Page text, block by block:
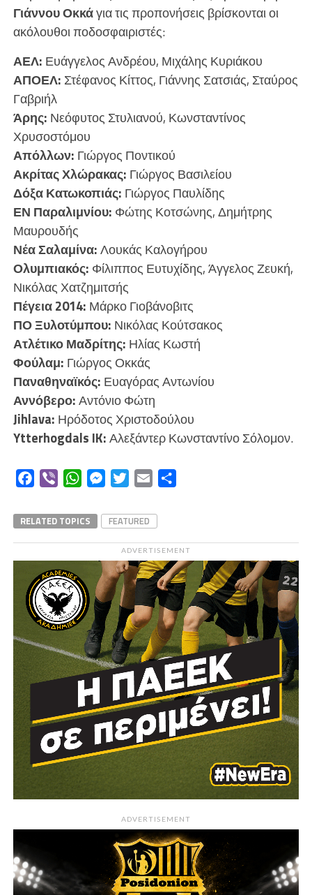
Γιάννου Οκκάγια τις προπονήσεις βρίσκονται οι
ακόλουθοι ποδοσφαιριστές:
ΑΕΛ: Ευάγγελος Ανδρέου, Μιχάλης Κυριάκου
ΑΠΟΕΛ: Στέφανος Κίττος, Γιάννης Σατσιάς, Σταύρος
Γαβριήλ
Άρης: Νεόφυτος Στυλιανού, Κωνσταντίνος
Χρυσοστόμου
Απόλλων: Γιώργος Ποντικού
Ακρίτας Χλώρακας: Γιώργος Βασιλείου
Δόξα Κατωκοπιάς: Γιώργος Παυλίδης
ΕΝ Παραλιμνίου: Φώτης Κοτσώνης, Δημήτρης
Μαυρουδής
Νέα Σαλαμίνα:Λουκάς Καλογήρου
Ολυμπιακός: Φίλιππος Ευτυχίδης, Άγγελος Ζευκή,
Νικόλας Χατζημιτσής
Πέγεια 2014: Μάρκο Γιοβάνοβιτς
ΠΟ Ξυλοτύμπου: Νικόλας Κούτσακος
Ατλέτικο Μαδρίτης: Ηλίας Κωστή
Φούλαμ: Γιώργος Οκκάς
Παναθηναϊκός: Ευαγόρας Αντωνίου
Αννόβερο:Αντόνιο Φώτη
Jihlava: Ηρόδοτος Χριστοδούλου
Ytterhogdals IK:Αλεξάντερ Κωνσταντίνο Σόλομον.
Facebook
Viber WhatsAppMessengerTwitterEmail
RELATED TOPICS FEATURED
ADVERTISEMENT
ADVERTISEMENT